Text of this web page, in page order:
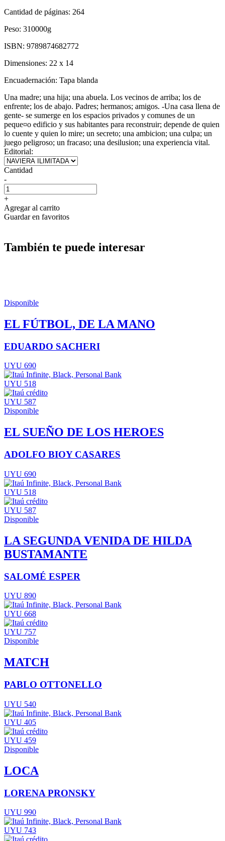
Cantidad de páginas: 264
Peso: 310000g
ISBN: 9789874682772
Dimensiones: 22 x 14
Encuadernación: Tapa blanda
Una madre; una hija; una abuela. Los vecinos de arriba; los de
enfrente; los de abajo. Padres; hermanos; amigos. -Una casa llena de
gente- se sumerge en los espacios privados y comunes de un
peque¤o edificio y sus habitantes para reconstruir; depende de quien
lo cuente y quien lo mire; un secreto; una ambicion; una culpa; un
juego peligroso; un fracaso; una desilusion; una experiencia vital.
Editorial:
Cantidad
-
+
Agregar al carrito
Guardar en favoritos
También te puede interesar
Disponible
EL FÚTBOL, DE LA MANO
EDUARDO SACHERI
UYU 690
UYU 518
UYU 587
Disponible
EL SUEÑO DE LOS HEROES
ADOLFO BIOY CASARES
UYU 690
UYU 518
UYU 587
Disponible
LA SEGUNDA VENIDA DE HILDA
BUSTAMANTE
SALOMÉ ESPER
UYU 890
UYU 668
UYU 757
Disponible
MATCH
PABLO OTTONELLO
UYU 540
UYU 405
UYU 459
Disponible
LOCA
LORENA PRONSKY
UYU 990
UYU 743